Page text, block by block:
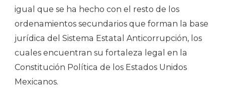
igual que se ha hecho con el resto de los
ordenamientos secundarios que forman la base
jurídica del Sistema Estatal Anticorrupción, los
cuales encuentran su fortaleza legal en la
Constitución Política de los Estados Unidos
Mexicanos.